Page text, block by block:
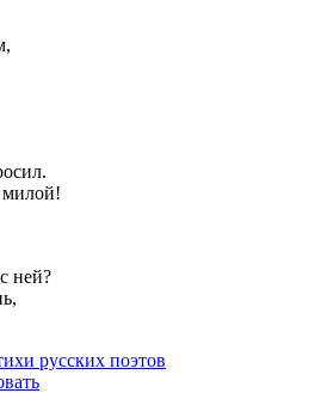
милой!
ней?
русских поэтов